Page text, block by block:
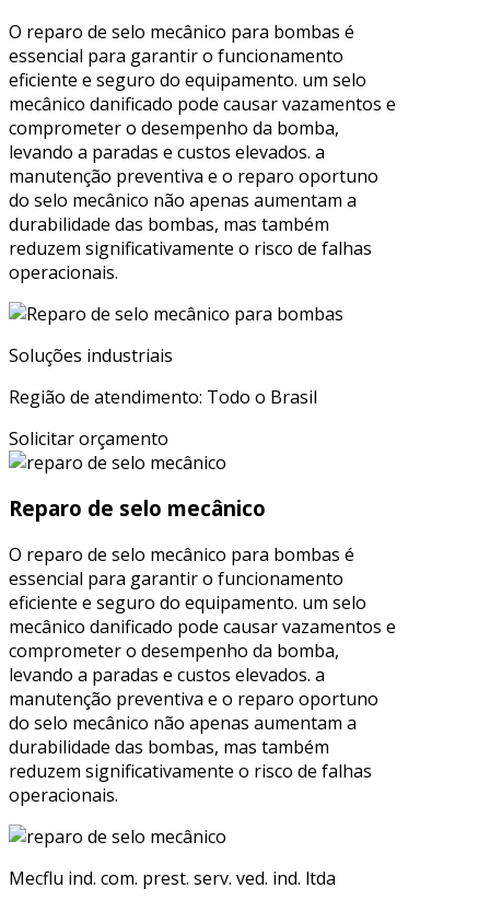
O reparo de selo mecânico para bombas é
essencial para garantir o funcionamento
eficiente e seguro do equipamento. um selo
mecânico danificado pode causar vazamentos e
comprometer o desempenho da bomba,
levando a paradas e custos elevados. a
manutenção preventiva e o reparo oportuno
do selo mecânico não apenas aumentam a
durabilidade das bombas, mas também
reduzem significativamente o risco de falhas
operacionais.
Soluções industriais
Região de atendimento: Todo o Brasil
Solicitar orçamento
Reparo de selo mecânico
O reparo de selo mecânico para bombas é
essencial para garantir o funcionamento
eficiente e seguro do equipamento. um selo
mecânico danificado pode causar vazamentos e
comprometer o desempenho da bomba,
levando a paradas e custos elevados. a
manutenção preventiva e o reparo oportuno
do selo mecânico não apenas aumentam a
durabilidade das bombas, mas também
reduzem significativamente o risco de falhas
operacionais.
Mecflu ind. com. prest. serv. ved. ind. ltda